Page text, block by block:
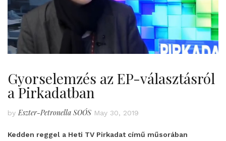
Gyorselemzés az EP-választásról
a Pirkadatban
by Eszter-Petronella SOÓS May 30, 2019
Kedden reggel a Heti TV Pirkadat című műsorában